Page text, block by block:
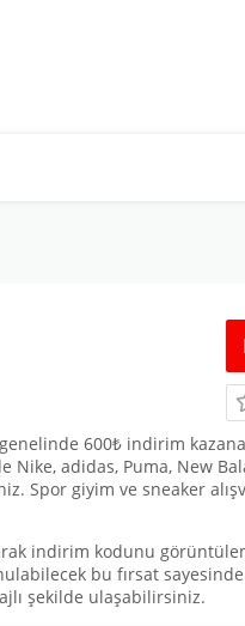
genelinde 600₺ indirim
adidas, Puma, New
Spor giyim ve sneaker
indirim kodunu
bu fırsat
şekilde ulaşabilirsiniz.